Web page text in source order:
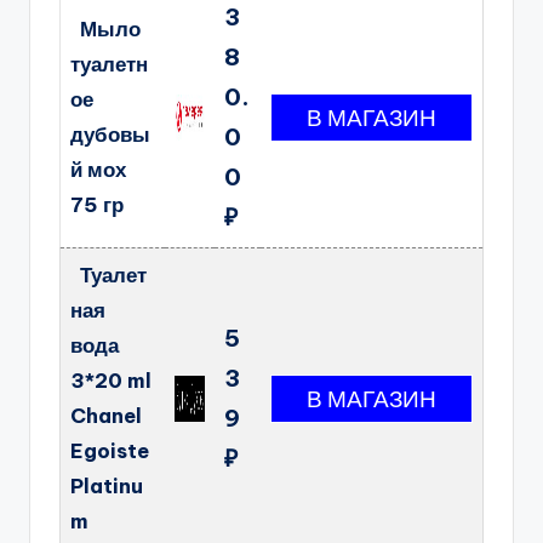
Мыло
туалетн
ое
дубовы
й мох
75 гр
3
8
0.
0
0
₽
Туалет
ная
вода
3*20 ml
Chanel
Egoiste
Platinu
m
5
3
9
₽